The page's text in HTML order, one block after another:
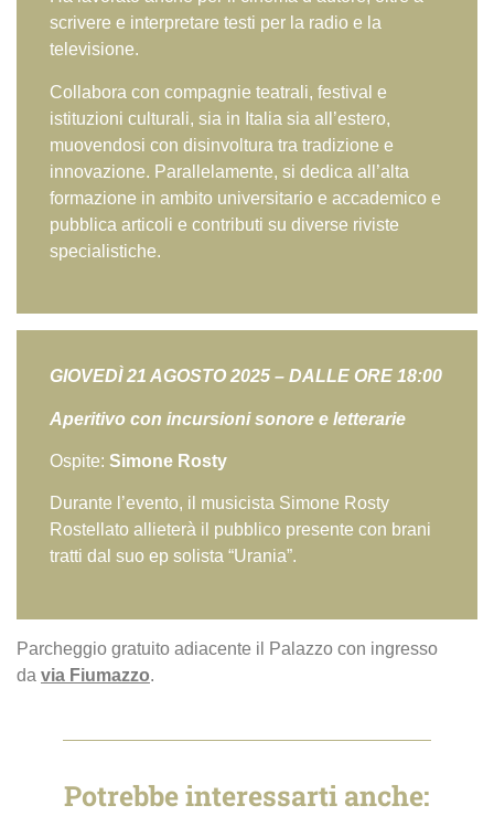
scrivere e interpretare testi per la radio e la
televisione.
Collabora con compagnie teatrali, festival e
istituzioni culturali, sia in Italia sia all’estero,
muovendosi con disinvoltura tra tradizione e
innovazione. Parallelamente, si dedica all’alta
formazione in ambito universitario e accademico e
pubblica articoli e contributi su diverse riviste
specialistiche.
GIOVEDÌ21 AGOSTO 2025 – DALLE ORE 18:00
Aperitivo con incursioni sonore e letterarie
Ospite: Simone Rosty
Durante l’evento, il musicista Simone Rosty
Rostellato allieterà il pubblico presente con brani
tratti dal suo ep solista “Urania”.
Parcheggio gratuito adiacente il Palazzo con ingresso
da via Fiumazzo.
Potrebbe interessarti anche: